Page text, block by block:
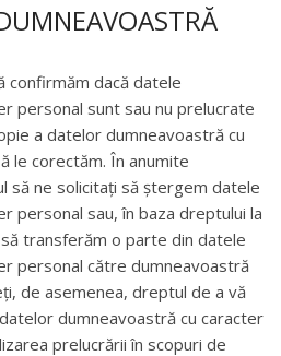
confirmăm dacă datele
personal sunt sau nu prelucrate
a datelor dumneavoastră cu
le corectăm. În anumite
să ne solicitați să ștergem datele
personal sau, în baza dreptului la
transferăm o parte din datele
personal către dumneavoastră
de asemenea, dreptul de a vă
dumneavoastră cu caracter
prelucrării în scopuri de